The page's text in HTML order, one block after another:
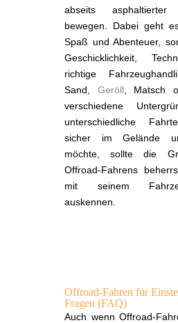
abseits
bewegen. Dabei geht
Spaß und Abenteuer,
Geschicklichkeit,
richtige
Sand, Geröll , Matsch
verschiedene
unterschiedliche
sicher im Gelände
möchte, sollte die
Offroad-Fahrens
mit seinem
auskennen.
Offroad-Fahren für
Fragen (FAQ)
Auch wenn Offroad-